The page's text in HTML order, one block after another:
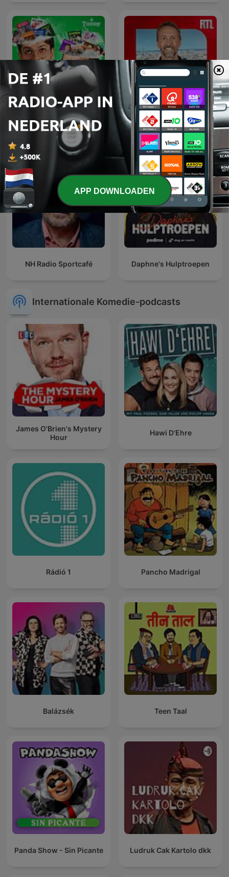
Beter Goed Gejat
L'œil de Philippe
Caverivière
NH Radio Sportcafé Daphne's Hulptroepen
Internationale Komedie-podcasts
James O'Brien's Mystery
Hour
Hawi D'Ehre
Rádió 1 Pancho Madrigal
Balázsék Teen Taal
Panda Show - Sin Picante Ludruk Cak Kartolo dkk
APP DOWNLOADEN